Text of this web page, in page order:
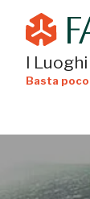
I
Basta